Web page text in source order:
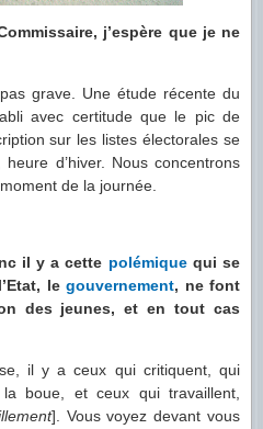
j’espère que je ne
grave. Une étude récente du
avec certitude que le pic de
sur les listes électorales se
d’hiver. Nous concentrons
de la journée.
il y a cette polémiquequi se
legouvernement, ne font
des jeunes, et en tout cas
il y a ceux qui critiquent, qui
boue, et ceux qui travaillent,
]. Vous voyez devant vous